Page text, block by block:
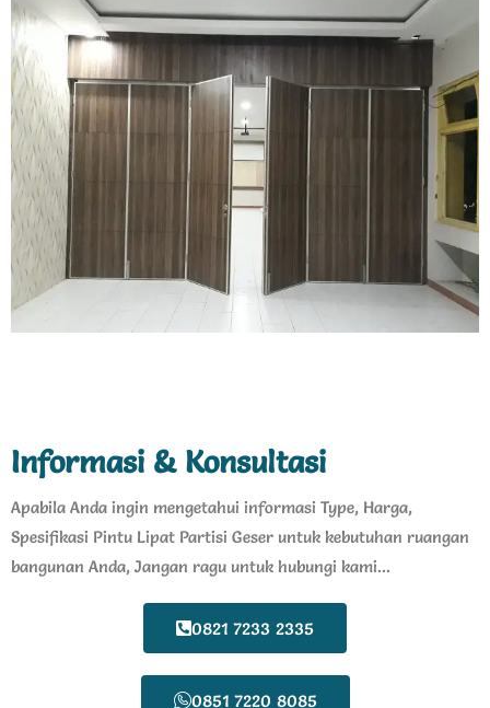
Informasi & Konsultasi
Apabila Anda ingin mengetahui informasi Type, Harga,
Spesifikasi Pintu Lipat Partisi Geser untuk kebutuhan ruangan
bangunan Anda, Jangan ragu untuk hubungi kami...
0821 7233 2335
0851 7220 8085